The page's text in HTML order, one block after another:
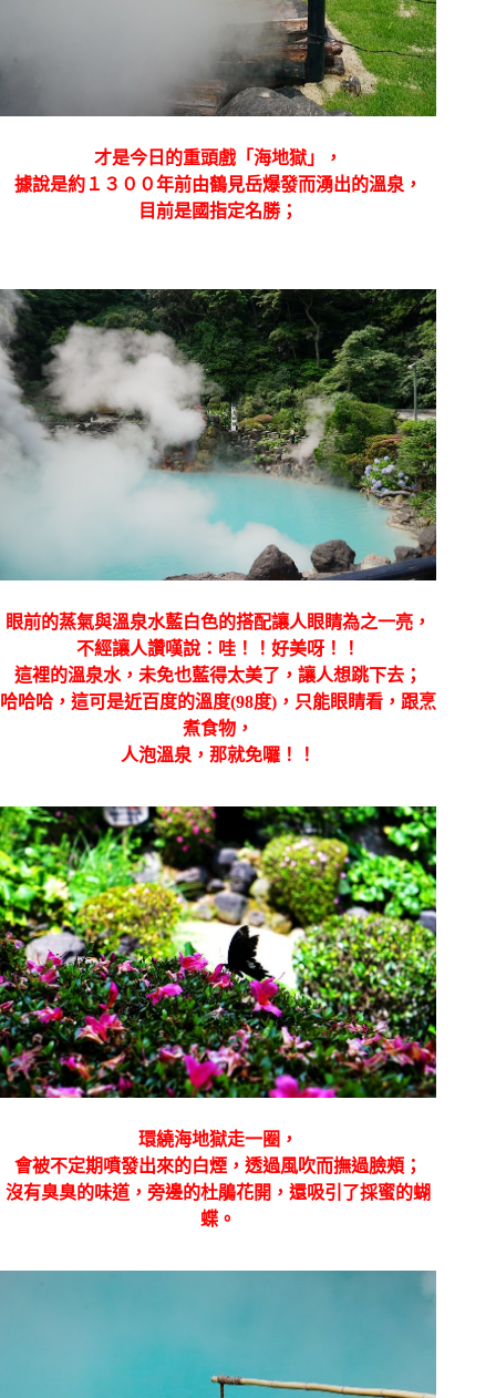
才是今日的重頭戲「海地獄」，
據說是約１３００年前由鶴見岳爆發而湧出的溫泉，
目前是國指定名勝；
眼前的蒸氣與溫泉水藍白色的搭配讓人眼睛為之一亮，
不經讓人讚嘆說：哇！！好美呀！！
這裡的溫泉水，未免也藍得太美了，讓人想跳下去；
哈哈哈，這可是近百度的溫度(98度)，只能眼睛看，跟烹
煮食物，
人泡溫泉，那就免囉！！
環繞海地獄走一圈，
會被不定期噴發出來的白煙，透過風吹而撫過臉頰；
沒有臭臭的味道，旁邊的杜鵑花開，還吸引了採蜜的蝴
蝶。